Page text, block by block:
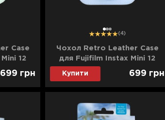
Case
12
699 грн
12 3 (4)
Чохол Retro Leather Case
для Fujifilm Instax Mini 12
(Pastel Blue)
Купити 699 грн